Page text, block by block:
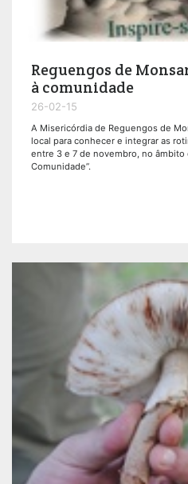
Reguengos de
à comunidade
26-02-15
A Misericórdia de Reguengos de
local para conhecer e integrar as
entre 3 e 7 de novembro, no âmbito
Comunidade”.